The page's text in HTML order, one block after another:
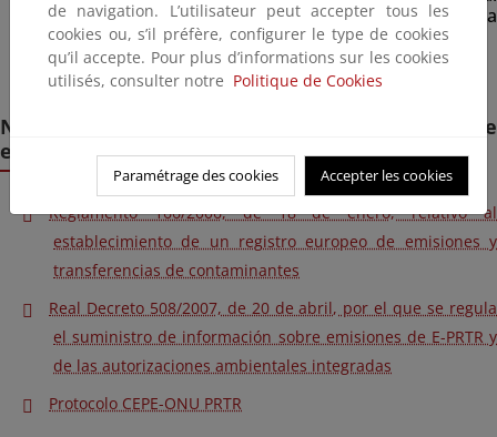
teléfono: 91 749 91 30de lunes a viernes de 9:00 h. a
14:00 h.
Normativa relativa al Registro Europeo de
emisiones y transferencias de contaminantes
Reglamento 166/2006, de 18 de enero, relativo al
establecimiento de un registro europeo de emisiones y
transferencias de contaminantes
Real Decreto 508/2007, de 20 de abril, por el que se regula
el suministro de información sobre emisiones de E-PRTR y
de las autorizaciones ambientales integradas
Protocolo CEPE-ONU PRTR
de navigation. L’utilisateur peut accepter tous les
cookies ou, s’il préfère, configurer le type de cookies
qu’il accepte. Pour plus d’informations sur les cookies
utilisés, consulter notre Politique de Cookies
Paramétrage des cookies Accepter les cookies